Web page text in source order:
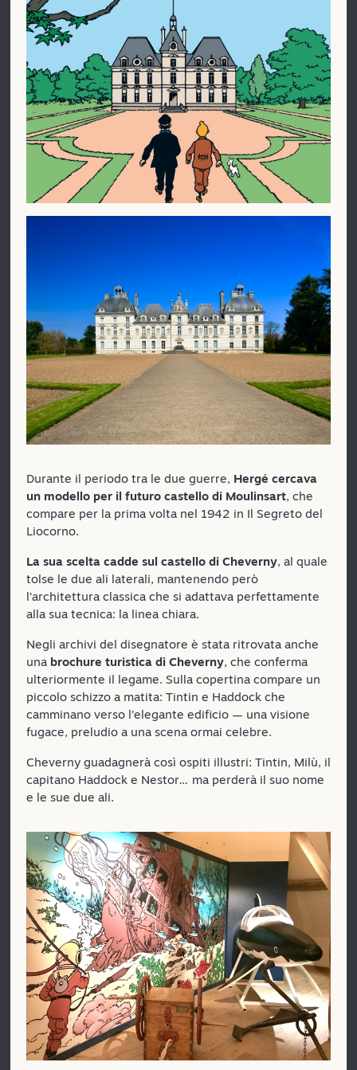
Durante il periodo tra le due guerre, Hergé cercava
un modello per il futuro castello di Moulinsart, che
compare per la prima volta nel 1942 in Il Segreto del
Liocorno.
La sua scelta cadde sul castello di Cheverny, al quale
tolse le due ali laterali, mantenendo però
l’architettura classica che si adattava perfettamente
alla sua tecnica: la linea chiara.
Negli archivi del disegnatore è stata ritrovata anche
una brochure turistica di Cheverny, che conferma
ulteriormente il legame. Sulla copertina compare un
piccolo schizzo a matita: Tintin e Haddock che
camminano verso l’elegante edificio — una visione
fugace, preludio a una scena ormai celebre.
Cheverny guadagnerà così ospiti illustri: Tintin, Milù, il
capitano Haddock e Nestor… ma perderà il suo nome
e le sue due ali.